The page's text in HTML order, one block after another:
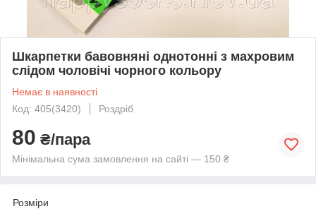
Шкарпетки бавовняні однотонні з махровим
слідом чоловічі чорного кольору
Немає в наявності
Код: 405(3420)
Роздріб
80 ₴/пара
Мінімальна сума замовлення на сайті — 150 ₴
Розміри